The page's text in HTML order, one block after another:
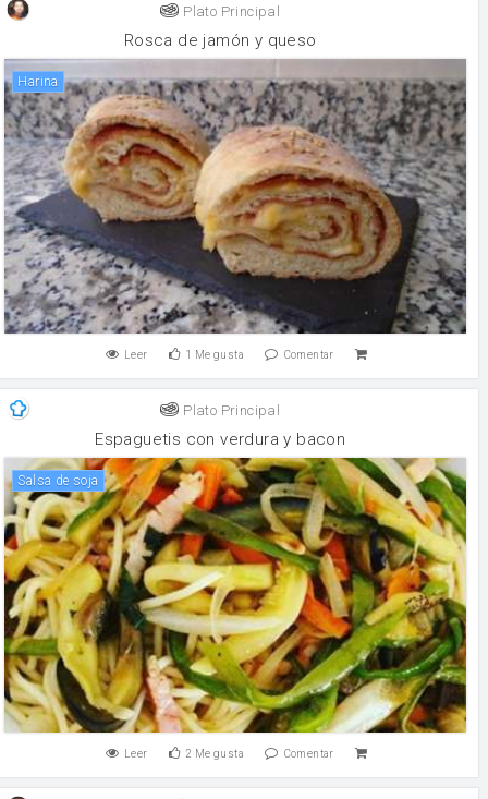
Plato Principal
Rosca de jamón y queso
harina
Leer 1 Me gusta Comentar
Plato Principal
Espaguetis con verdura y bacon
salsa de soja
Leer 2 Me gusta Comentar